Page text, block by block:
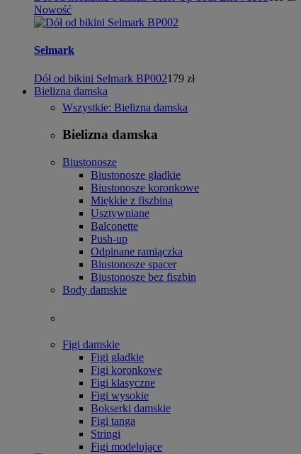
Nowość
Selmark
Dół od bikini Selmark BP002179 zł
Bielizna damska
Wszystkie: Bielizna damska
Bielizna damska
Biustonosze
Biustonosze gładkie
Biustonosze koronkowe
Miękkie z fiszbiną
Usztywniane
Balconette
Push-up
Odpinane ramiączka
Biustonosze spacer
Biustonosze bez fiszbin
Body damskie
Figi damskie
Figi gładkie
Figi koronkowe
Figi klasyczne
Figi wysokie
Bokserki damskie
Figi tanga
Stringi
Figi modelujące